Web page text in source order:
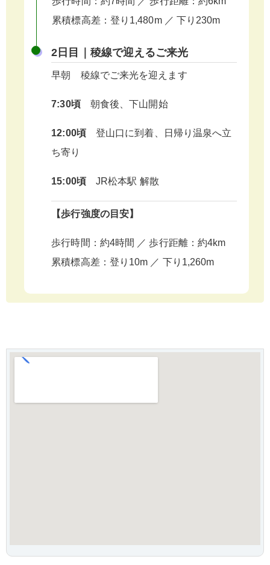
累積標高差：登り1,480m ／ 下り230m
2日目｜稜線で迎えるご来光
早朝 稜線でご来光を迎えます
7:30頃朝食後、下山開始
12:00頃登山口に到着、日帰り温泉へ立
ち寄り
15:00頃JR松本駅 解散
【歩行強度の目安】
歩行時間：約4時間 ／ 歩行距離：約4km
累積標高差：登り10m ／ 下り1,260m